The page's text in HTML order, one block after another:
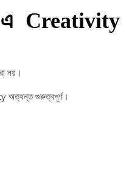
Creativity
নয়।
অত্যন্ত গুরুত্বপূর্ণ।